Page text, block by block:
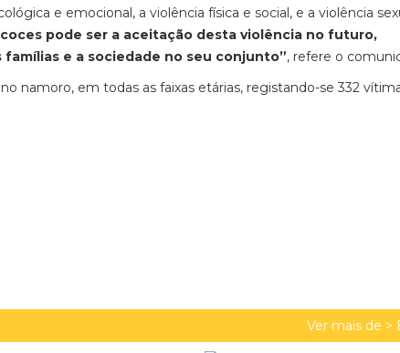
e emocional, a violência física e social, e a violência
pode ser a aceitação desta violência no futuro,
e a sociedade no seu conjunto”, refere o
namoro, em todas as faixas etárias, registando-se 332
Ver mais de >